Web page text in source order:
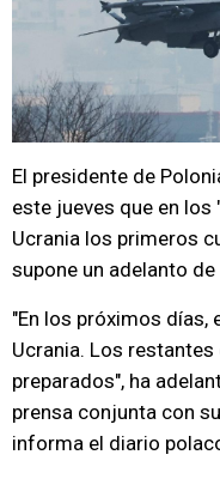
El presidente de
este jueves que en
Ucrania los primeros
supone un adelanto
"En los próximos días,
Ucrania. Los
preparados", ha
prensa conjunta con
informa el diario